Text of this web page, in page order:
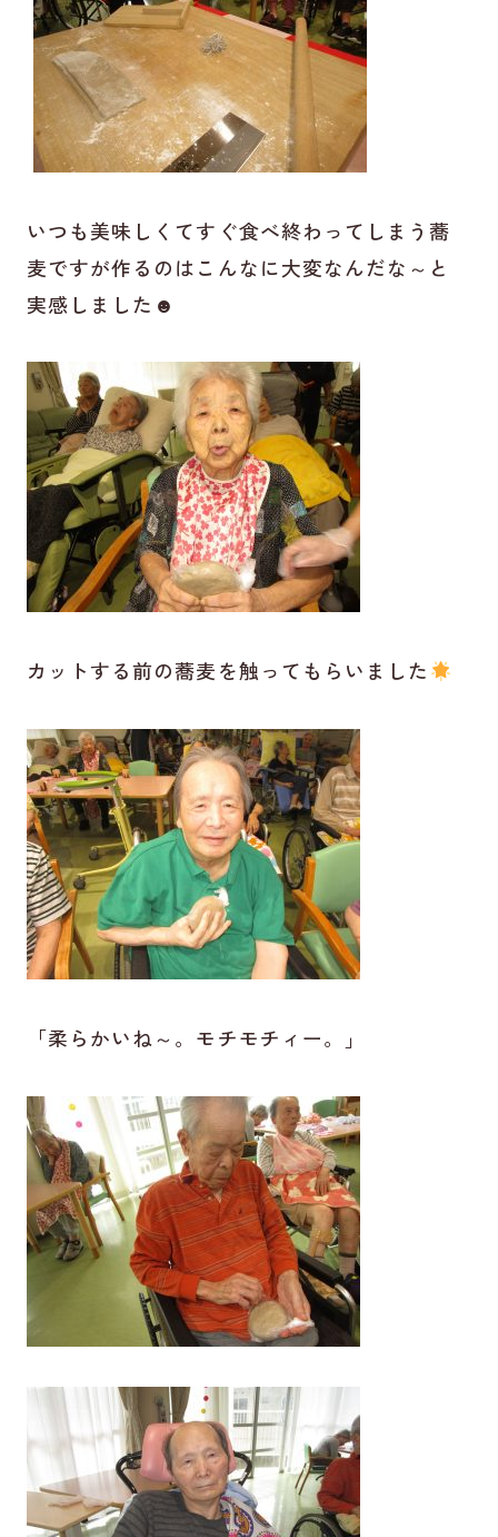
いつも美味しくてすぐ食べ終わってしまう蕎
麦ですが作るのはこんなに大変なんだな～と
実感しました☻
カットする前の蕎麦を触ってもらいました
「柔らかいね～。モチモチィー。」